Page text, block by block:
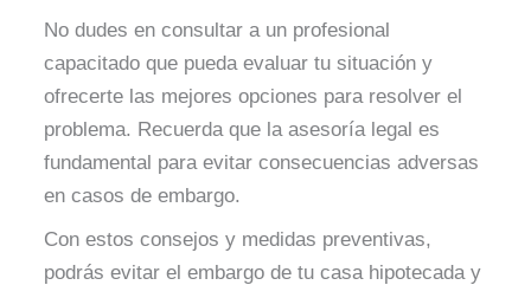
No dudes en consultar a un profesional
capacitado que pueda evaluar tu situación y
ofrecerte las mejores opciones para resolver el
problema. Recuerda que la asesoría legal es
fundamental para evitar consecuencias adversas
en casos de embargo.
Con estos consejos y medidas preventivas,
podrás evitar el embargo de tu casa hipotecada y